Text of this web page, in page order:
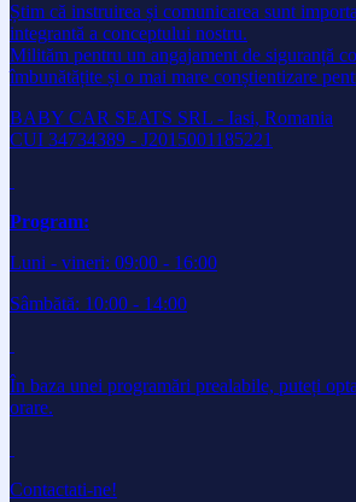
Știm că instruirea și comunicarea sunt
integrantă a conceptului nostru.
Milităm pentru un angajament de siguranță
îmbunătățite și o mai mare conștientizare
BABY CAR SEATS SRL - Iasi, Romania
CUI 34734389 - J2015001185221
Program:
Luni - vineri: 09:00 - 16:00
Sâmbătă: 10:00 - 14:00
În baza unei programări prealabile, puteți
orare.
Contactati-ne!